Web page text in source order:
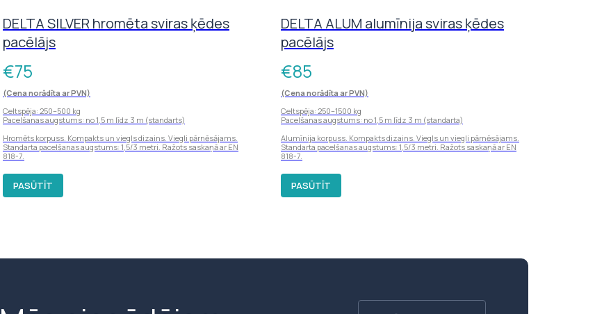
DELTA SILVER hromēta sviras ķēdes
pacēlājs
€75
(Cena norādīta ar PVN)
Celtspēja: 250–500 kg
Pacelšanas augstums: no 1,5 m līdz 3 m (standarts)
Hromēts korpuss. Kompakts un viegls dizains. Viegli pārnēsājams.
Standarta pacelšanas augstums: 1,5/3 metri. Ražots saskaņā ar EN
818-7.
PASŪTĪT
DELTA ALUM alumīnija sviras ķēdes
pacēlājs
€85
(Cena norādīta ar PVN)
Celtspēja: 250–1500 kg
Pacelšanas augstums: no 1,5 m līdz 3 m (standarta)
Alumīnija korpuss. Kompakts dizains. Viegls un viegli pārnēsājams.
Standarta pacelšanas augstums: 1,5/3 metri. Ražots saskaņā ar EN
818-7.
PASŪTĪT